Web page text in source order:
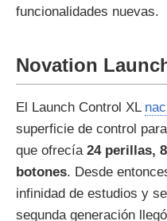
funcionalidades nuevas.
Novation
El Launch Control XL
superficie de control
que ofrecía 24 perillas,
botones. Desde
infinidad de estudios y
segunda generación